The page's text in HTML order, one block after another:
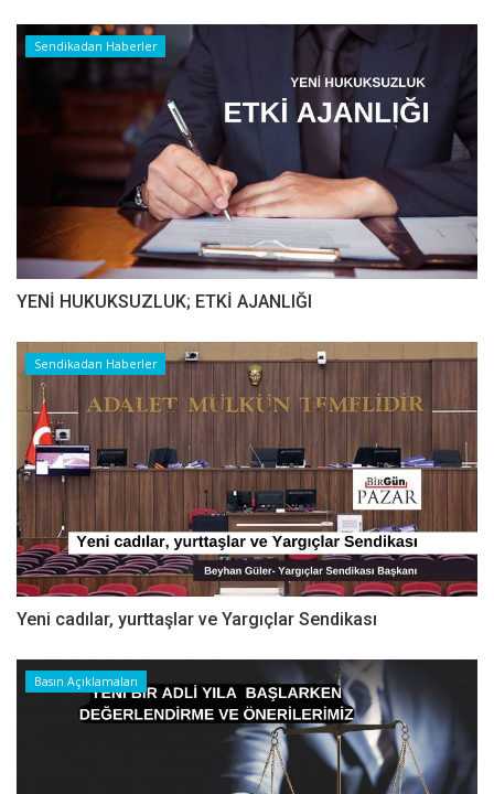
Sendikadan Haberler
YENİ HUKUKSUZLUK; ETKİ AJANLIĞI
Sendikadan Haberler
Yeni cadılar, yurttaşlar ve Yargıçlar Sendikası
Basın Açıklamaları